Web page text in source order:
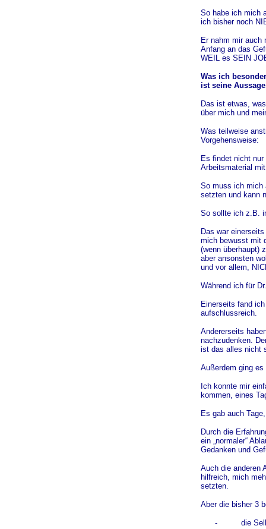
So habe ich mich
ich bisher noch
Er nahm mir auch
Anfang an das
WEIL es SEIN
Was ich
ist seine
Das ist etwas,
über mich und
Was teilweise
Vorgehensweise:
Es findet nicht nur
Arbeitsmaterial
So muss ich mich
setzten und kann
So sollte ich z.B.
Das war
mich bewusst mit
(wenn überhaupt)
aber ansonsten
und vor allem,
Während ich für
Einerseits fand
aufschlussreich.
Andererseits
nachzudenken.
ist das alles nicht
Außerdem ging
Ich konnte mir
kommen, eines
Es gab auch
Durch die
ein „normaler“
Gedanken und
Auch die anderen
hilfreich, mich
setzten.
Aber die bisher 3
- die